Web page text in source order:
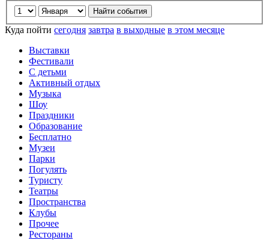
Куда пойти сегодня завтра в выходные в этом месяце
Выставки
Фестивали
С детьми
Активный отдых
Музыка
Шоу
Праздники
Образование
Бесплатно
Музеи
Парки
Погулять
Туристу
Театры
Пространства
Клубы
Прочее
Рестораны